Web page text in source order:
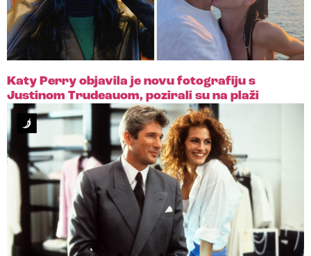
Katy Perry objavila je novu fotografiju s
Justinom Trudeauom, pozirali su na plaži